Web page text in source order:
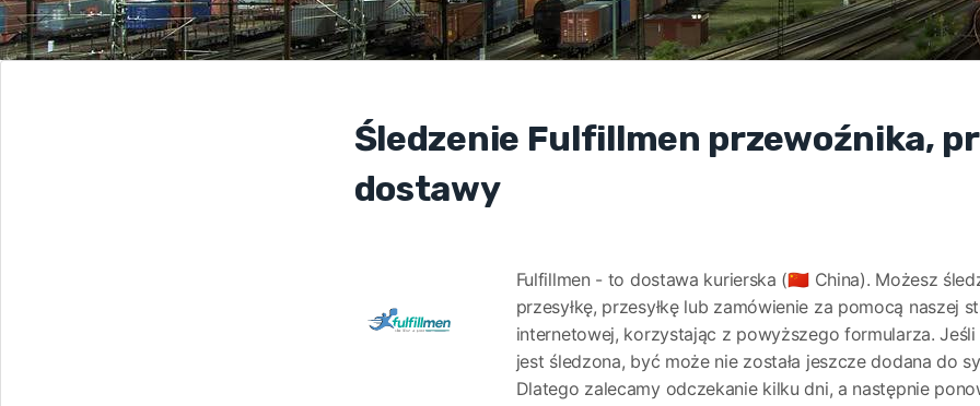
Śledzenie Fulfillmen przewoźnika,
dostawy
Fulfillmen - to dostawa kurierska (🇨🇳 China). Możesz
przesyłkę, przesyłkę lub zamówienie za pomocą naszej
internetowej, korzystając z powyższego formularza. Jeśli
jest śledzona, być może nie została jeszcze dodana do
Dlatego zalecamy odczekanie kilku dni, a następnie